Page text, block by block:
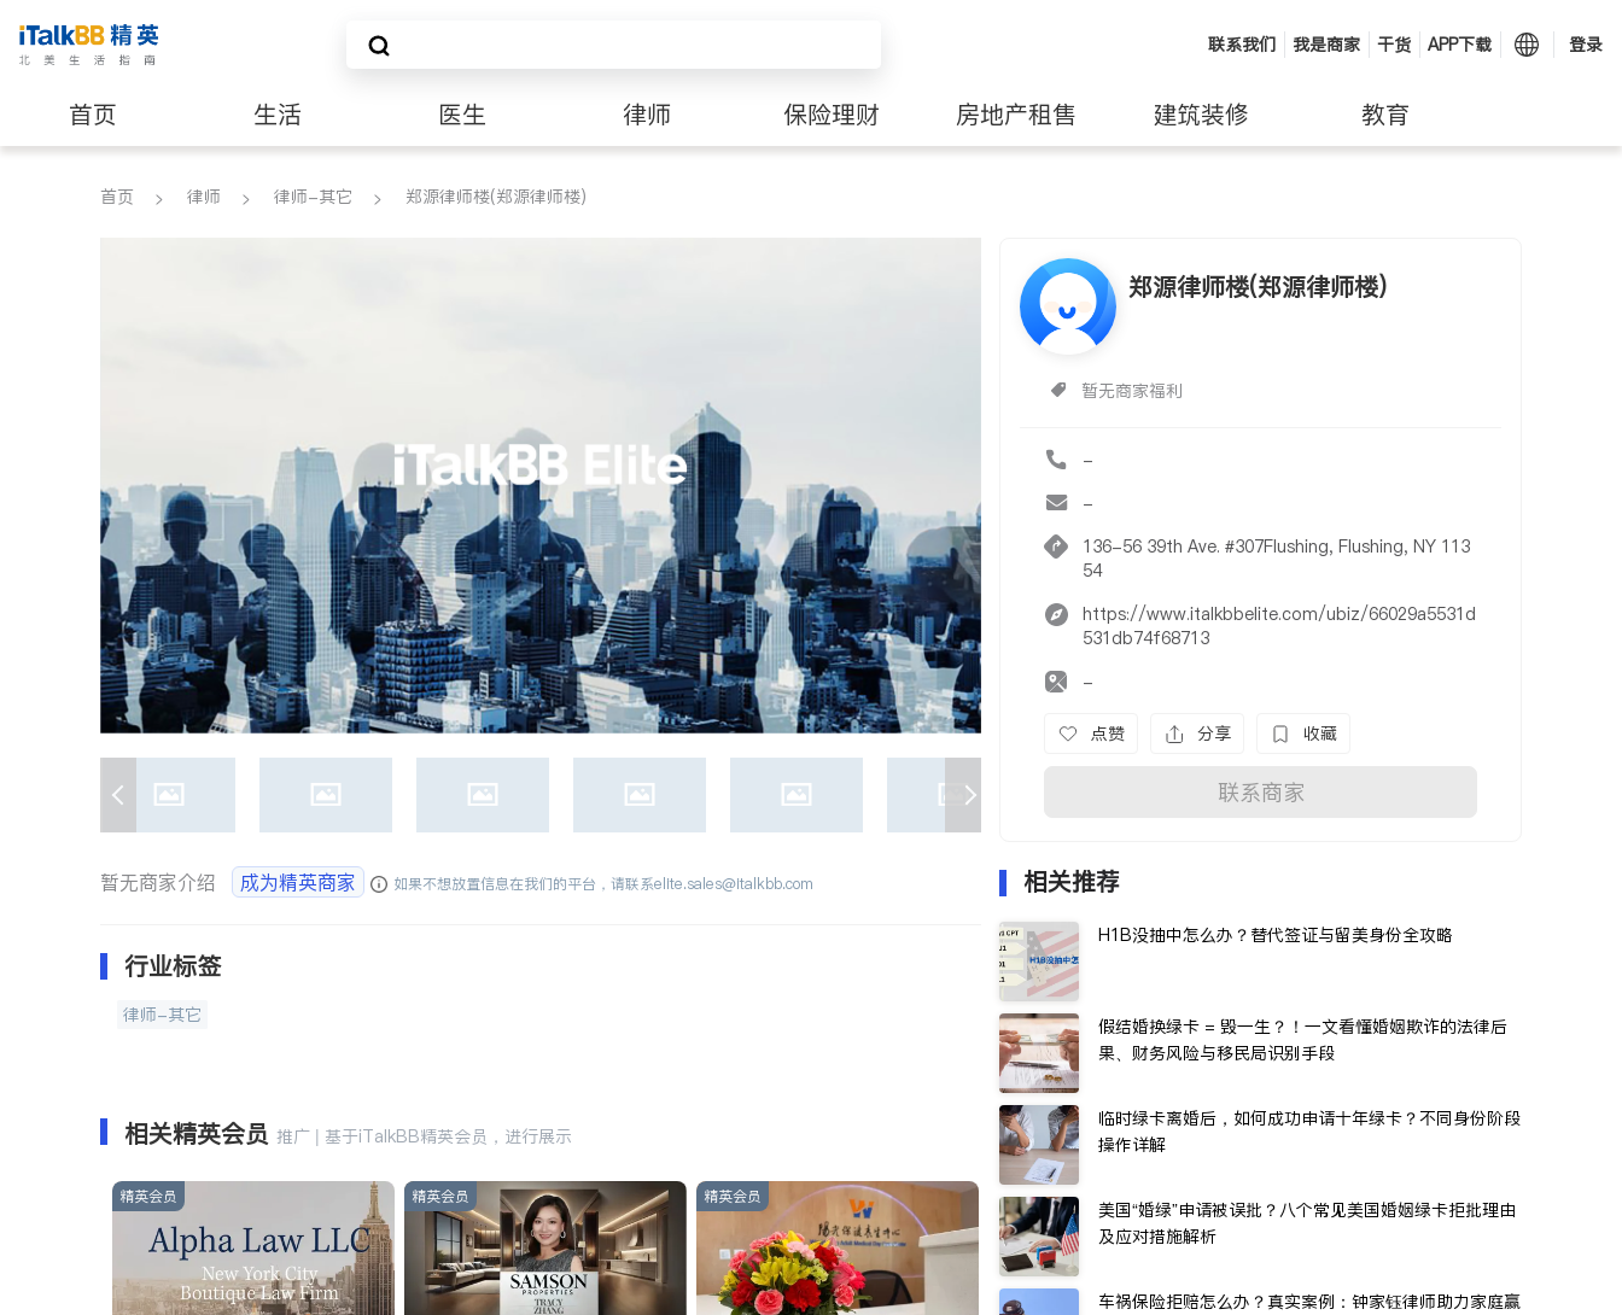
联系我们 我是商家 干货 APP下载 登录
首页 生活 医生 律师 保险理财 房地产租售 建筑装修 教育
养老 非盈利组织
首页 律师 律师-其它 郑源律师楼(郑源律师楼)
郑源律师楼(郑源律师楼)
暂无商家福利
-
-
136-56 39th Ave. #307Flushing, Flushing, NY 113
54
https://www.italkbbelite.com/ubiz/66029a5531d
531db74f68713
-
点赞 分享 收藏
联系商家
暂无商家介绍 成为精英商家 如果不想放置信息在我们的平台，请联系elite.sales@italkbb.com
行业标签
律师-其它
相关精英会员 推广 | 基于iTalkBB精英会员，进行展示
精英会员 精英会员 精英会员
相关推荐
H1B没抽中怎么办？替代签证与留美身份全攻略
假结婚换绿卡 = 毁一生？！一文看懂婚姻欺诈的法律后
果、财务风险与移民局识别手段
临时绿卡离婚后，如何成功申请十年绿卡？不同身份阶段
操作详解
美国“婚绿”申请被误批？八个常见美国婚姻绿卡拒批理由
及应对措施解析
车祸保险拒赔怎么办？真实案例：钟家钰律师助力家庭赢